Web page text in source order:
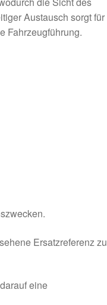
Austausch sorgt für
Fahrzeugführung.
Ersatzreferenz zu
eine